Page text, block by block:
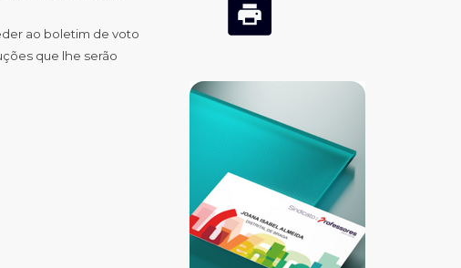
ao boletim de voto
que lhe serão